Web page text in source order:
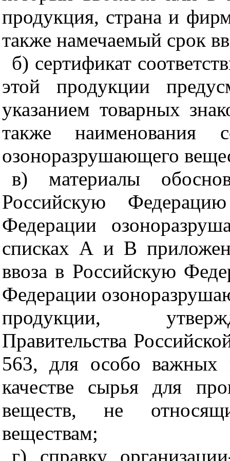
продукция, страна и
также намечаемый срок
б) сертификат
этой продукции
указанием товарных
также наименования
озоноразрушающего
в) материалы
Российскую
Федерации
списках А и В
ввоза в Российскую
Федерации
продукции,
Правительства
563, для особо важных
качестве сырья для
веществ, не
веществам;
г) справку